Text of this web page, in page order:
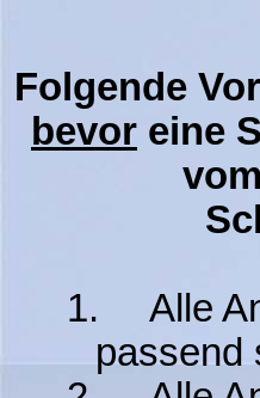
Folgende
bevor eine
1.
Alle
passend